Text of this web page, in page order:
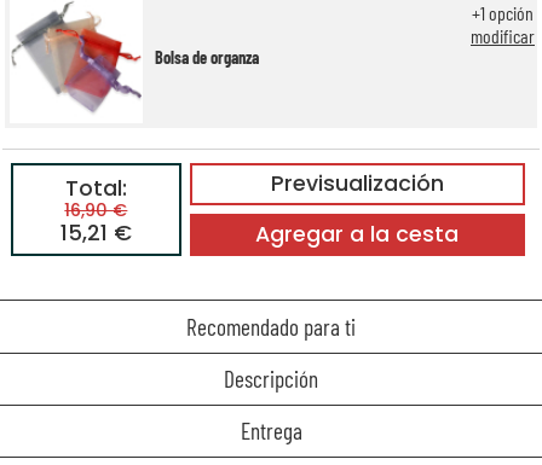
Bolsa de organza
+1opción
modificar
Previsualización
Total:
16,90 €
15,21 € Agregar a la cesta
Recomendado para ti
Descripción
Entrega